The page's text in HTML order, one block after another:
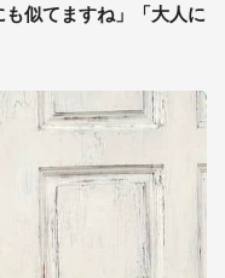
似てますね」「大人に